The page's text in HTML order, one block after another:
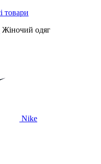
Жіночий одяг
Nike